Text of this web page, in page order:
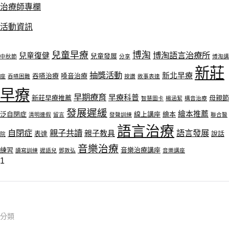
治療師專欄
活動資訊
中秋節 兒童復健 兒童早療 兒童發展 分享 博淘 博淘語言治療所 博淘講
座 吞嚥困難 吞嚥治療 嗓音治療 抽獎活動 按讚 敘事表達 新北早療 新莊
早療 新莊早療推薦 早期療育 早療科普 智慧圖卡 楊涵絜 構音治療 母親節
泛自閉症 清明連假 留言 發展遲緩 發聲訓練 線上講座 繪本 繪本推薦 聯合醫
院 自閉症 表達 親子共讀 親子教具 語言治療 語言發展 說話
練習 讀寫訓練 遲語兒 鄧敦弘 音樂治療 音樂治療講座 音樂講座
1
分類